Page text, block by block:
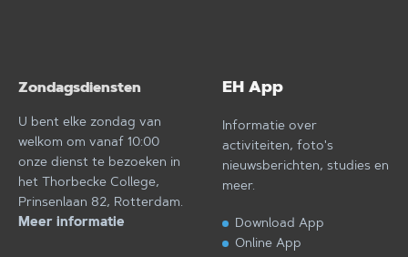
Zondagsdiensten
U bent elke zondag van
welkom om vanaf 10:00
onze dienst te bezoeken in
het Thorbecke College,
Prinsenlaan 82, Rotterdam.
Meer informatie
EH App
Informatie over
activiteiten, foto's
nieuwsberichten, studies en
meer.
Download App
Online App